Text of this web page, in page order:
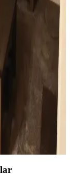
ve mobilya
kişisel ve
Denge ve
ve dekorasyon
görsel olarak